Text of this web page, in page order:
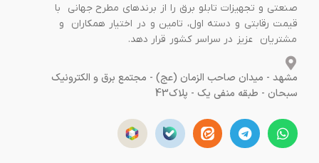
صنعتی و تجهیزات تابلو برق را از برندهای مطرح جهانی با
قیمت رقابتی و دسته اول، تامین و در اختیار همکاران و
مشتریان عزیز در سراسر کشور قرار دهد.
مشهد - میدان صاحب الزمان (عج) - مجتمع برق و الکترونیک
سبحان - طبقه منفی یک - پلاک43